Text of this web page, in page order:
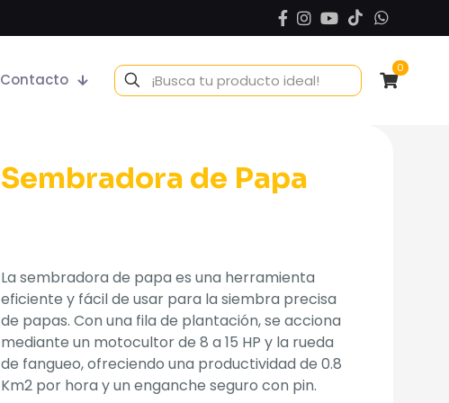
Contacto
0
Sembradora de Papa
La sembradora de papa es una herramienta
eficiente y fácil de usar para la siembra precisa
de papas. Con una fila de plantación, se acciona
mediante un motocultor de 8 a 15 HP y la rueda
de fangueo, ofreciendo una productividad de 0.8
Km2 por hora y un enganche seguro con pin.